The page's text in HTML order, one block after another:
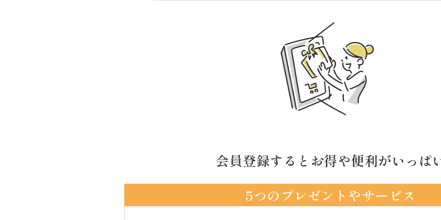
会員登録するとお得や便利がいっぱ
5つのプレゼントやサービス